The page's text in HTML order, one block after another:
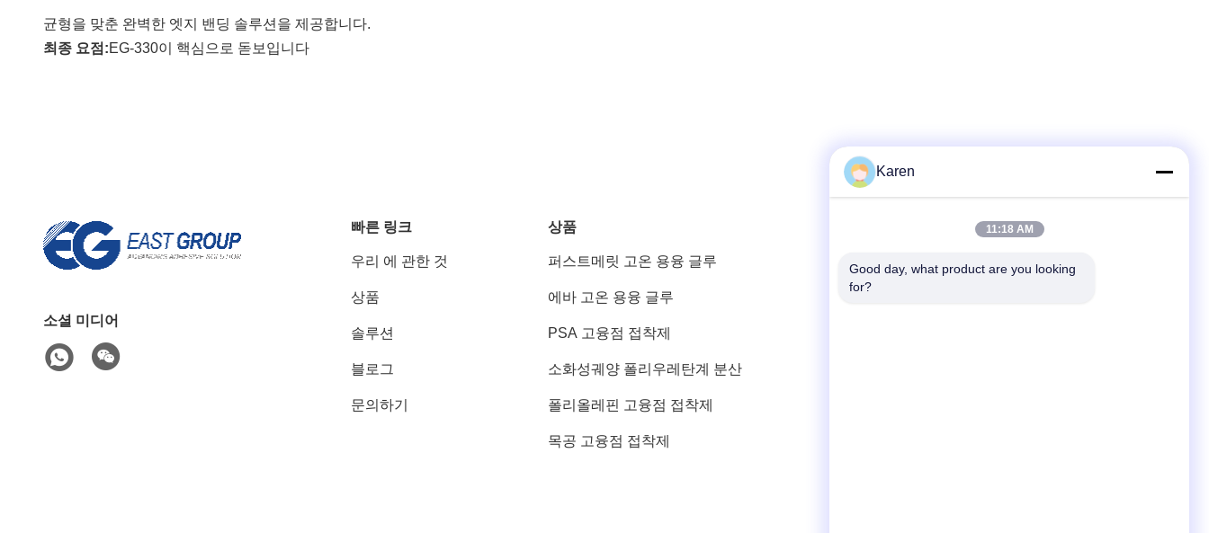
균형을 맞춘 완벽한 엣지 밴딩 솔루션을 제공합니다.
최종 요점:EG-330이 핵심으로 돋보입니다
소셜 미디어
빠른 링크
우리 에 관한 것
상품
솔루션
블로그
문의하기
상품
퍼스트메릿 고온 용융 글루
에바 고온 용융 글루
PSA 고융점 접착제
소화성궤양 폴리우레탄계 분산
폴리올레핀 고융점 접착제
목공 고융점 접착제
전화
Karen
11:18 AM
Good day, what product are you looking
for?